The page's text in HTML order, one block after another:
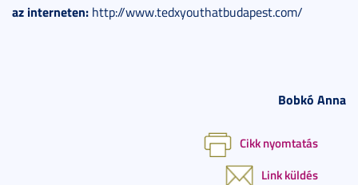
az interneten: http://www.tedxyouthatbudapest.com/
Bobkó Anna
Cikk nyomtatás
Link küldés